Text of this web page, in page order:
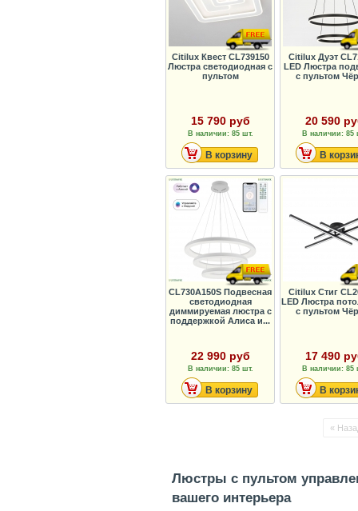
Citilux Квест CL739150
Люстра светодиодная с
пультом
15 790 руб
В наличии: 85 шт.
В корзину
Citilux Дуэт
LED Люстра
с пультом
20 590
В наличии: 85
В
CL730A150S Подвесная
светодиодная
диммируемая люстра с
поддержкой Алиса и...
22 990 руб
В наличии: 85 шт.
В корзину
Citilux Стиг
LED Люстра
с пультом
17 490
В наличии: 85
В
«
Люстры с пультом
вашего интерьера